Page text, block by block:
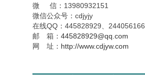
微 信：13980932151
微信公众号：cdjyjy
在线QQ：445828929、244056166
邮 箱： 445828929@qq.com
网 址： http://www.cdjyw.com